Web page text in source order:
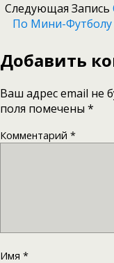
Следующая Запись
По Мини-
Добавить
Ваш адрес email не
поля помечены *
Комментарий *
Имя *